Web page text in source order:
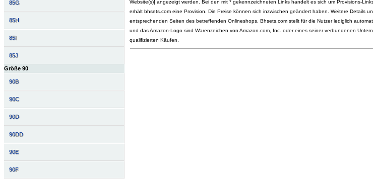
85G
85H
85I
85J
Größe 90
90B
90C
90D
90DD
90E
90F
Website(s)] angezeigt werden. Bei den mit * gekennzeichneten Links handelt es sich um Provisions-
erhält bhsets.com eine Provision. Die Preise können sich inzwischen geändert haben. Weitere Details
entsprechenden Seiten des betreffenden Onlineshops. Bhsets.com stellt für die Nutzer lediglich
und das Amazon-Logo sind Warenzeichen von Amazon.com, Inc. oder eines seiner verbundenen
qualifizierten Käufen.